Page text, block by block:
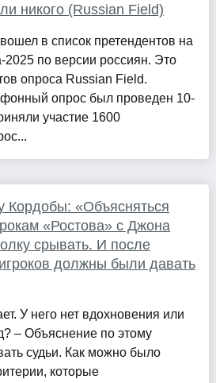
никого (Russian Field)
в список претендентов на
2025 по версии россиян. Это
опроса Russian Field.
опрос был проведен 10-
участие 1600
Кордобы: «Объясняться
«Ростова» с Джона
срывать. И после
должны были давать
У него нет вдохновения или
– Объяснение по этому
судьи. Как можно было
которые